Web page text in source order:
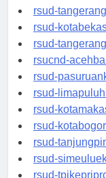
rsud-
rsud-
rsud-
rsucnd-
rsud-
rsud-
rsud-
rsud-
rsud-
rsud-